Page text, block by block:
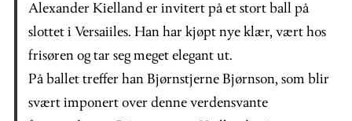
Alexander Kielland er invitert på et stort ball på
slottet i Versaiiles. Han har kjøpt nye klær, vært hos
frisøren og tar seg meget elegant ut.
På ballet treffer han Bjørnstjerne Bjørnson, som blir
svært imponert over denne verdensvante